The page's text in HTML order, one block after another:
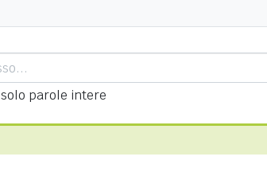
solo parole intere